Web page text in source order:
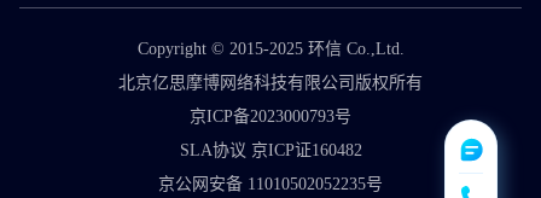
Copyright © 2015-2025 环信 Co.,Ltd.
北京亿思摩博网络科技有限公司版权所有
京ICP备2023000793号
SLA协议 京ICP证160482
京公网安备 11010502052235号